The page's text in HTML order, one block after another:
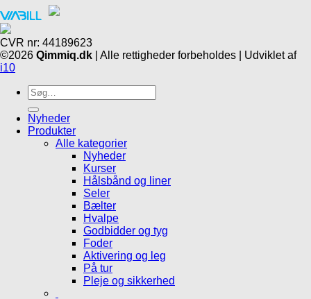
CVR nr: 44189623
©2026 Qimmiq.dk | Alle rettigheder forbeholdes | Udviklet af
i10
Søg
efter:
Nyheder
Produkter
Alle kategorier
Nyheder
Kurser
Hålsbånd og liner
Seler
Bælter
Hvalpe
Godbidder og tyg
Foder
Aktivering og leg
På tur
Pleje og sikkerhed